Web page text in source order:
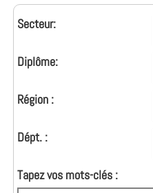
Secteur:
Diplôme:
Région :
Dépt. :
Tapez vos mots-clés :